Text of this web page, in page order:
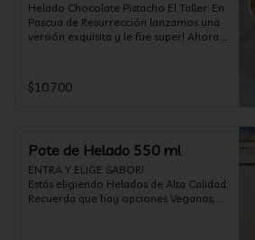
Helado Chocolate Pistacho El Taller: En
Pascua de Resurrección lanzamos una
versión exquisita y le fue super! Ahora
calidad, al centro una bomba de
chocolate blanco relleno de crema de
$10.700
Pote de Helado 550 ml
ENTRA Y ELIGE SABOR!
Estás eligiendo Helados de Alta Calidad.
Recuerda que hay opciones Veganas,